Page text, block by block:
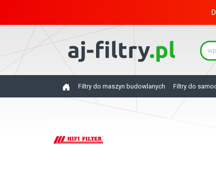
Filtry do maszyn budowlanych Filtry do